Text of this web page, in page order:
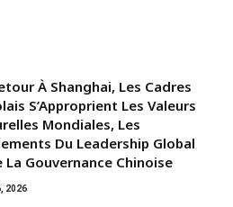
À Shanghai, Les Cadres
S’Approprient Les Valeurs
Mondiales, Les
Du Leadership Global
La Gouvernance Chinoise
2026